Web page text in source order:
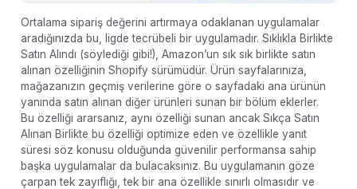
Ortalama sipariş değerini artırmaya odaklanan uygulamalar
aradığınızda bu, ligde tecrübeli bir uygulamadır. Sıklıkla Birlikte
Satın Alındı ​​(söylediği gibi!), Amazon’un sık sık birlikte satın
alınan özelliğinin Shopify sürümüdür. Ürün sayfalarınıza,
mağazanızın geçmiş verilerine göre o sayfadaki ana ürünün
yanında satın alınan diğer ürünleri sunan bir bölüm eklerler.
Bu özelliği ararsanız, aynı özelliği sunan ancak Sıkça Satın
Alınan Birlikte bu özelliği optimize eden ve özellikle yanıt
süresi söz konusu olduğunda güvenilir performansa sahip
başka uygulamalar da bulacaksınız. Bu uygulamanın göze
çarpan tek zayıflığı, tek bir ana özellikle sınırlı olmasıdır ve